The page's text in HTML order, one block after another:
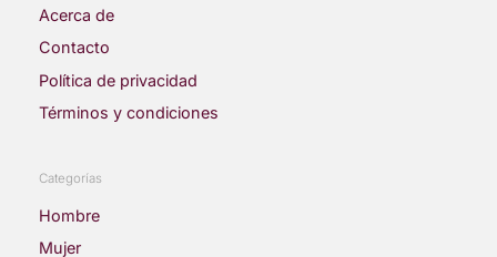
Acerca de
Contacto
Política de privacidad
Términos y condiciones
Categorías
Hombre
Mujer